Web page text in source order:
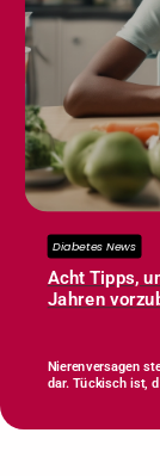
Diabetes News
Acht Tipps,
Jahren
Nierenversagen
dar. Tückisch ist,